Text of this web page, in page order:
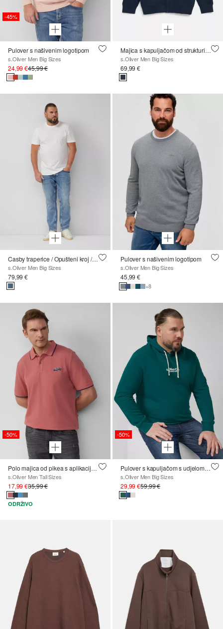
-45%
Pulover s našivenim logotipom
s.Oliver Men Big Sizes
24,99 €45,99 €
Majica s kapuljačom od strukturiranog materijala
s.Oliver Men Big Sizes
69,99 €
Casby traperice / Opušteni kroj / Srednji struk / Ravni nogavicama
s.Oliver Men Big Sizes
79,99 €
Pulover s našivenim logotipom
s.Oliver Men Big Sizes
45,99 €
+8
-50%
Polo majica od pikea s aplikacijom i Ford® printom
s.Oliver Men Tall Sizes
17,99 €35,99 €
ODRŽIVO
-50%
Pulover s kapuljačom s udjelom pamuka i printom logotipa
s.Oliver Men Big Sizes
29,99 €59,99 €